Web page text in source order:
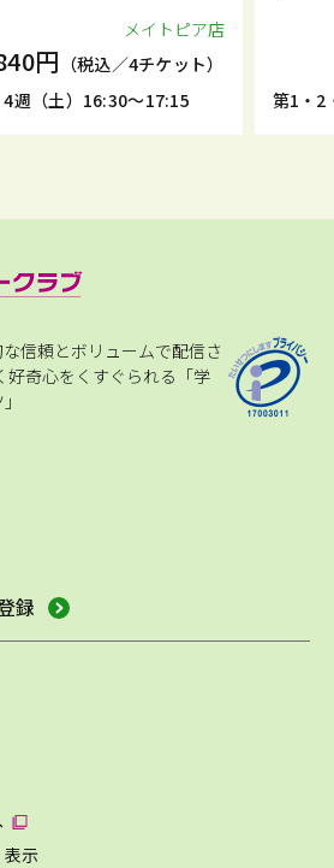
メイトピア店
円 （税込／4チケット）
週（土）16:30～17:15
第1・2
信頼とボリュームで配信さ
好奇心をくすぐられる「学
録
表示